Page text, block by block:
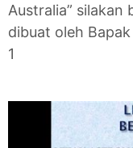
Australia” silakan
dibuat oleh
1